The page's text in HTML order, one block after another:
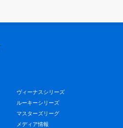
ヴィーナスシリーズ
ルーキーシリーズ
マスターズリーグ
メディア情報